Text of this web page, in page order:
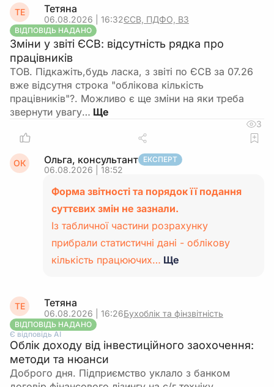
ТЕ Тетяна
06.08.2026 | 16:32ЄСВ, ПДФО, ВЗ
ВІДПОВІДЬ НАДАНО
Зміни у звіті ЄСВ: відсутність рядка про
працівників
ТОВ. Підкажіть,будь ласка, з звіті по ЄСВ за 07.26
вже відсутня строка "облікова кількість
працівників"?. Можливо є ще зміни на яки треба
звернути увагу…
3
ОК Ольга, консультант ЕКСПЕРТ
06.08.2026 | 18:52
Форма звітності та порядок її подання
суттєвих змін не зазнали.
Із табличної частини розрахунку
прибрали статистичні дані - облікову
кількість працюючих… Ще
ТЕ Тетяна
06.08.2026 | 16:26Бухоблік та фінзвітність
ВІДПОВІДЬ НАДАНО
Є відповідь АІ
Облік доходу від інвестиційного заохочення:
методи та нюанси
Доброго дня. Підприємство уклало з банком